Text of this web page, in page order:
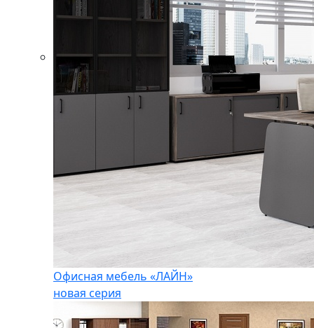
Офисная мебель «ЛАЙН»
новая серия